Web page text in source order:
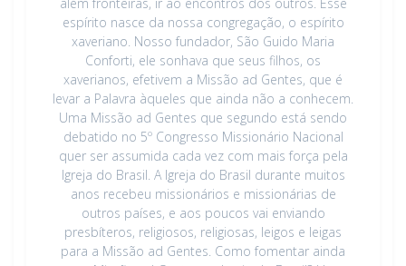
espírito nasce da nossa congregação, o espírito
xaveriano. Nosso fundador, São Guido Maria
Conforti, ele sonhava que seus filhos, os
xaverianos, efetivem a Missão ad Gentes, que é
levar a Palavra àqueles que ainda não a conhecem.
Uma Missão ad Gentes que segundo está sendo
debatido no 5º Congresso Missionário Nacional
quer ser assumida cada vez com mais força pela
Igreja do Brasil. A Igreja do Brasil durante muitos
anos recebeu missionários e missionárias de
outros países, e aos poucos vai enviando
presbíteros, religiosos, religiosas, leigos e leigas
para a Missão ad Gentes. Como fomentar ainda